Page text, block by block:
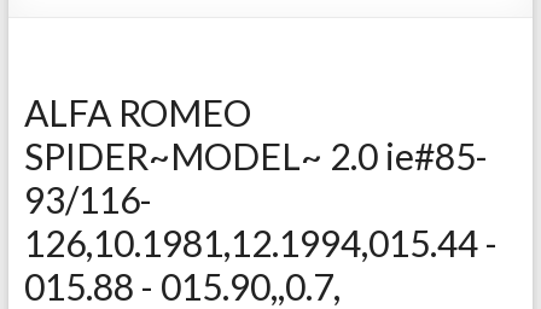
ALFA ROMEO
SPIDER~MODEL~ 2.0 ie#85-
93/116-
126,10.1981,12.1994,015.44 -
015.88 - 015.90,,0.7,